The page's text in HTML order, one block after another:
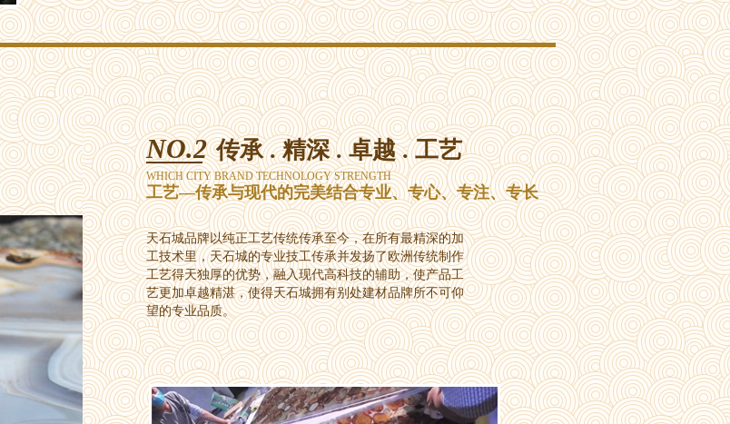
NO.2 传承 . 精深 . 卓越 . 工艺
WHICH CITY BRAND TECHNOLOGY STRENGTH
工艺—传承与现代的完美结合专业、专心、专注、专长
天石城品牌以纯正工艺传统传承至今，在所有最精深的加
工技术里，天石城的专业技工传承并发扬了欧洲传统制作
工艺得天独厚的优势，融入现代高科技的辅助，使产品工
艺更加卓越精湛，使得天石城拥有别处建材品牌所不可仰
望的专业品质。